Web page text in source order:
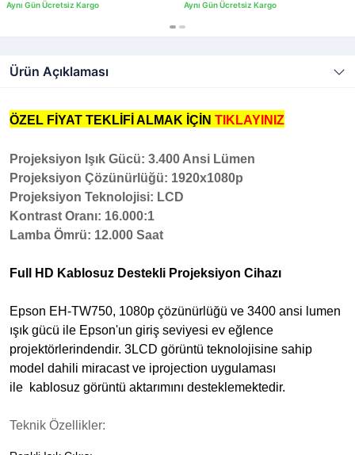
Ürün Açıklaması
ÖZEL FİYAT TEKLİFİ ALMAK İÇİN TIKLAYINIZ
Projeksiyon Işık Gücü: 3.400 Ansi Lümen
Projeksiyon Çözünürlüğü: 1920x1080p
Projeksiyon Teknolojisi: LCD
Kontrast Oranı: 16.000:1
Lamba Ömrü: 12.000 Saat
Full HD Kablosuz Destekli Projeksiyon Cihazı
Epson EH-TW750, 1080p çözünürlüğü ve 3400 ansi lumen
ışık gücü ile Epson'un giriş seviyesi ev eğlence
projektörlerindendir. 3LCD görüntü teknolojisine sahip
model dahili miracast ve iprojection uygulaması
ile kablosuz görüntü aktarımını desteklemektedir.
Teknik Özellikler: